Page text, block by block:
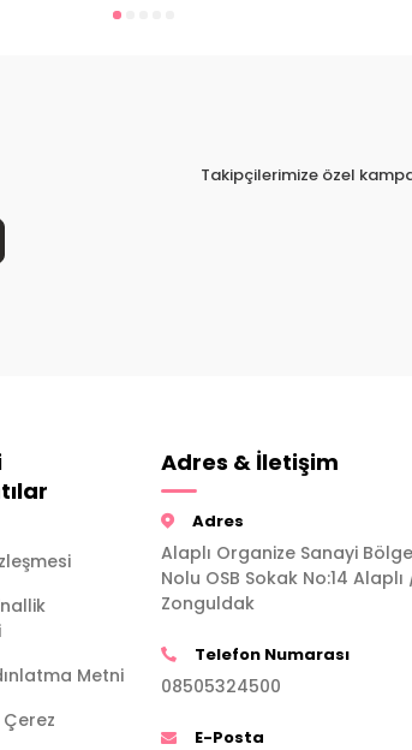
Takipçilerimize özel
Metni
Çerez
Adres & İletişim
Adres
Alaplı Organize Sanayi
Nolu OSB Sokak No:14 Alaplı
Zonguldak
Telefon Numarası
08505324500
E-Posta